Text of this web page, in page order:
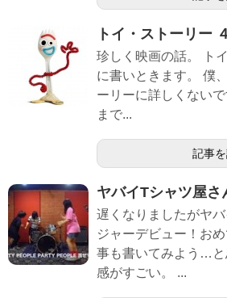
トイ・ストーリー
珍しく映画の話。 ト
に書いときます。 僕
ーリーに詳しくない
まで...
記事
ヤバイTシャツ屋
遅くなりましたがヤ
ジャーデビュー！お
事も書いてみよう…と
感がすごい。 ...